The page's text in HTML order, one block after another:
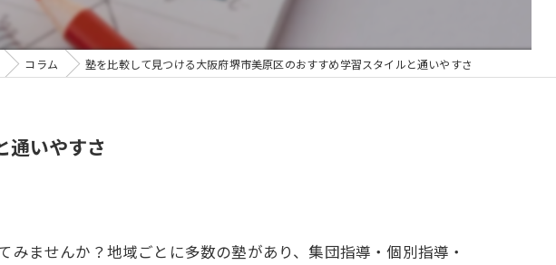
コラム 塾を比較して見つける大阪府堺市美原区のおすすめ学習スタイルと通いやすさ
通いやすさ
ませんか？地域ごとに多数の塾があり、集団指導・個別指導・